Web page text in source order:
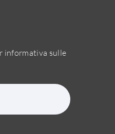
informativa sulle